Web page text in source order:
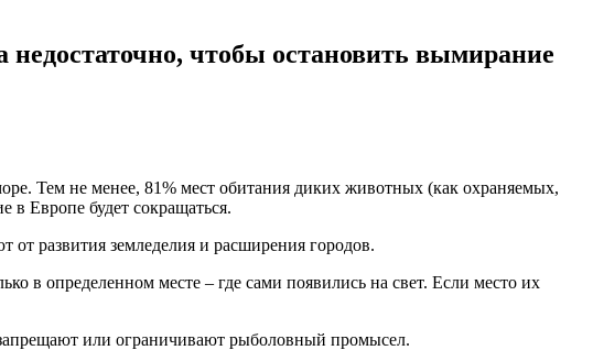
недостаточно, чтобы остановить вымирание
Тем не менее, 81% мест обитания диких животных (как охраняемых,
в Европе будет сокращаться.
от развития земледелия и расширения городов.
в определенном месте – где сами появились на свет. Если место их
или ограничивают рыболовный промысел.